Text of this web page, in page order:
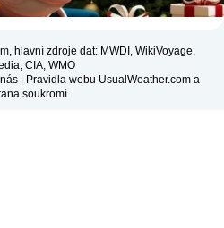
hlavní zdroje dat: MWDI, WikiVoyage,
CIA, WMO
| Pravidla webu UsualWeather.com a
soukromí